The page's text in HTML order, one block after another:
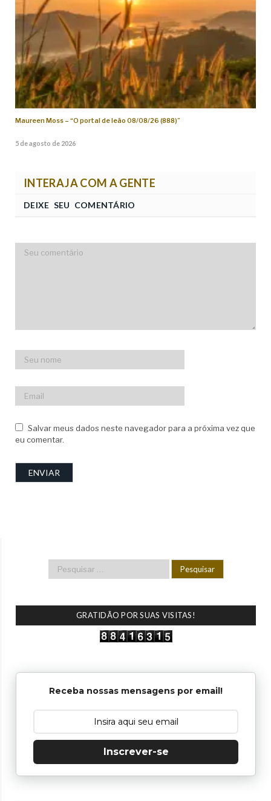
Maureen Moss – “O portal de leão 08/08/26 (888)”
5 de agosto de 2026
INTERAJA COM A GENTE
DEIXE SEU COMENTÁRIO
Salvar meus dados neste navegador para a próxima vez que
eu comentar.
GRATIDÃO POR SUAS VISITAS!
Receba nossas mensagens por email!
Inscrever-se